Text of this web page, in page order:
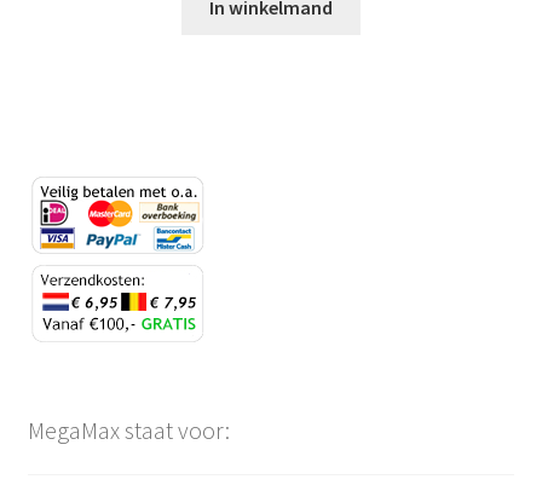
In winkelmand
MegaMax staat voor: